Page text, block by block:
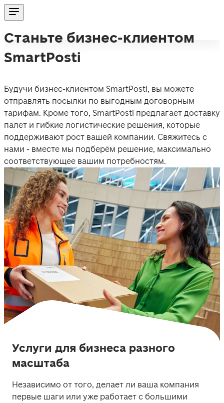
Станьте бизнес-клиентом
SmartPosti
Будучи бизнес-клиентом SmartPosti, вы можете
отправлять посылки по выгодным договорным
тарифам. Кроме того, SmartPosti предлагает доставку
палет и гибкие логистические решения, которые
поддерживают рост вашей компании. Свяжитесь с
нами - вместе мы подберём решение, максимально
соответствующее вашим потребностям.
Услуги для бизнеса разного
масштаба
Независимо от того, делает ли ваша компания
первые шаги или уже работает с большими